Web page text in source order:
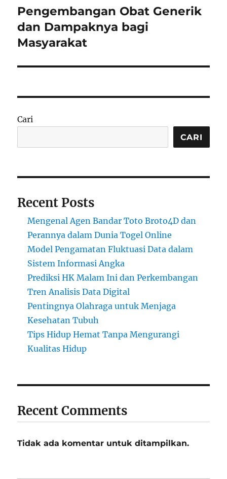
Next
post:
Pengembangan Obat Generik
dan Dampaknya bagi
Masyarakat
Cari
CARI
Recent Posts
Mengenal Agen Bandar Toto Broto4D dan
Perannya dalam Dunia Togel Online
Model Pengamatan Fluktuasi Data dalam
Sistem Informasi Angka
Prediksi HK Malam Ini dan Perkembangan
Tren Analisis Data Digital
Pentingnya Olahraga untuk Menjaga
Kesehatan Tubuh
Tips Hidup Hemat Tanpa Mengurangi
Kualitas Hidup
Recent Comments
Tidak ada komentar untuk ditampilkan.